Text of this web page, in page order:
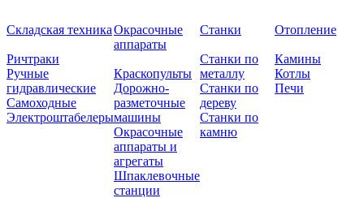
Складская техника
Ричтраки
Ручные
гидравлические
Самоходные
Электроштабелеры
Окрасочные
аппараты
Краскопульты
Дорожно-
разметочные
машины
Окрасочные
аппараты и
агрегаты
Шпаклевочные
станции
Станки
Станки по
металлу
Станки по
дереву
Станки по
камню
Отопление
Камины
Котлы
Печи